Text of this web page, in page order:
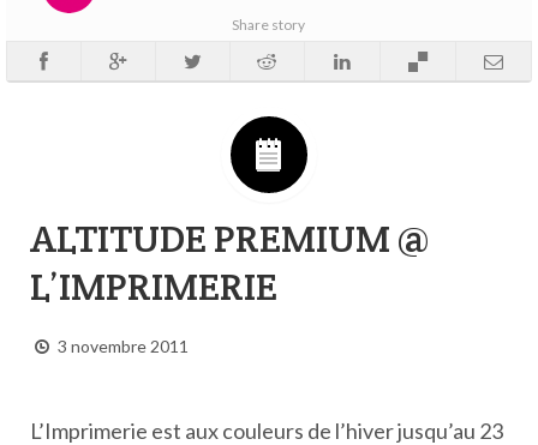
Share story
ALTITUDE PREMIUM @
L’IMPRIMERIE
3 novembre 2011
L’Imprimerie est aux couleurs de l’hiver jusqu’au 23